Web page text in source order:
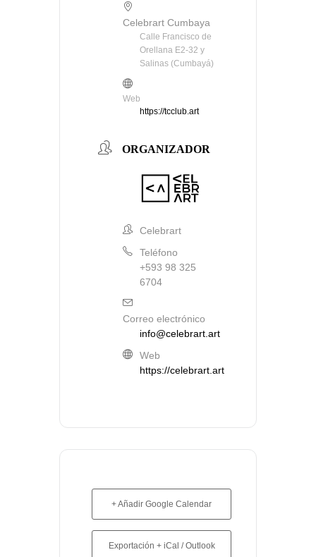
Celebrart Cumbaya
Calle Francisco de
Orellana E2-32 y
Salinas (Cumbayá)
Web
https://tcclub.art
ORGANIZADOR
Celebrart
Teléfono
+593 98 325
6704
Correo electrónico
info@celebrart.art
Web
https://celebrart.art
+ Añadir Google Calendar
Exportación + iCal / Outlook